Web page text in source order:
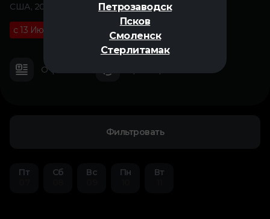
Петрозаводск
Псков
Смоленск
Стерлитамак
США, 2024
с 13 Июля 01 ч 23 м
О фильме
Фильтровать
Пт
Сб
Вс
Пн
Вт